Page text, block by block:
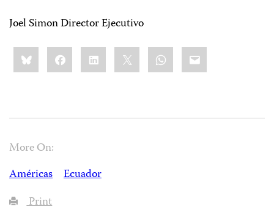
Joel Simon Director Ejecutivo
Share
this:BlueskyFacebookLinkedIn WhatsApp
Email
More On:
Américas
Ecuador
Print